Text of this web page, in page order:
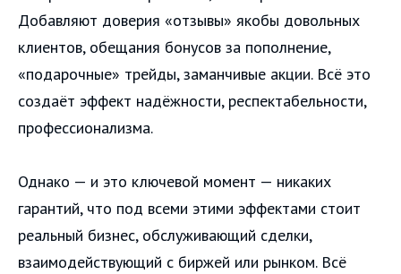
Добавляют доверия «отзывы» якобы довольных
клиентов, обещания бонусов за пополнение,
«подарочные» трейды, заманчивые акции. Всё это
создаёт эффект надёжности, респектабельности,
профессионализма.
Однако — и это ключевой момент — никаких
гарантий, что под всеми этими эффектами стоит
реальный бизнес, обслуживающий сделки,
взаимодействующий с биржей или рынком. Всё